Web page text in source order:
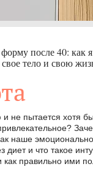
после 40: как я
тело и свою
не пытается хотя
наше
и что такое
правильно ими